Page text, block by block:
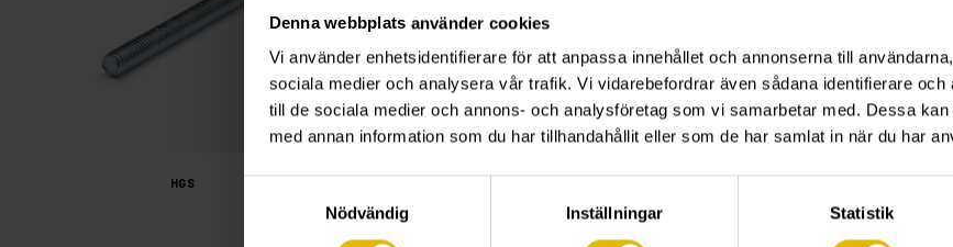
Denna webbplats använder cookies
Vi använder enhetsidentifierare för att anpassa innehållet och annonserna till
sociala medier och analysera vår trafik. Vi vidarebefordrar även sådana identifierare och
till de sociala medier och annons- och analysföretag som vi samarbetar med. Dessa
med annan information som du har tillhandahållit eller som de har samlat in när du har
Nödvändig
Inställningar Statistik
HGS